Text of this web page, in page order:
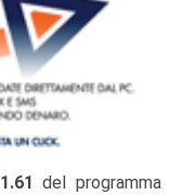
1.61 del programma